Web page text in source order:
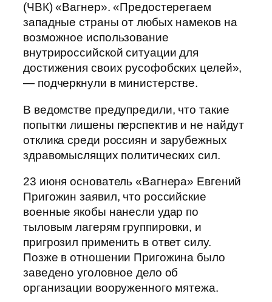
(ЧВК) «Вагнер». «Предостерегаем
западные страны от любых намеков на
возможное использование
внутрироссийской ситуации для
достижения своих русофобских целей»,
— подчеркнули в министерстве.
В ведомстве предупредили, что такие
попытки лишены перспектив и не найдут
отклика среди россиян и зарубежных
здравомыслящих политических сил.
23 июня основатель «Вагнера» Евгений
Пригожин заявил, что российские
военные якобы нанесли удар по
тыловым лагерям группировки, и
пригрозил применить в ответ силу.
Позже в отношении Пригожина было
заведено уголовное дело об
организации вооруженного мятежа.